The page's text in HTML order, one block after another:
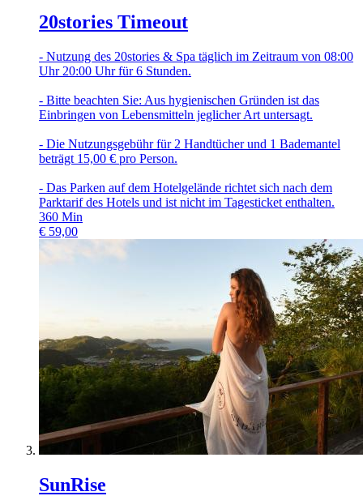
20stories Timeout
- Nutzung des 20stories & Spa täglich im Zeitraum von 08:00
Uhr 20:00 Uhr für 6 Stunden.
- Bitte beachten Sie: Aus hygienischen Gründen ist das
Einbringen von Lebensmitteln jeglicher Art untersagt.
- Die Nutzungsgebühr für 2 Handtücher und 1 Bademantel
beträgt 15,00 € pro Person.
- Das Parken auf dem Hotelgelände richtet sich nach dem
Parktarif des Hotels und ist nicht im Tagesticket enthalten.
360 Min
€ 59,00
SunRise